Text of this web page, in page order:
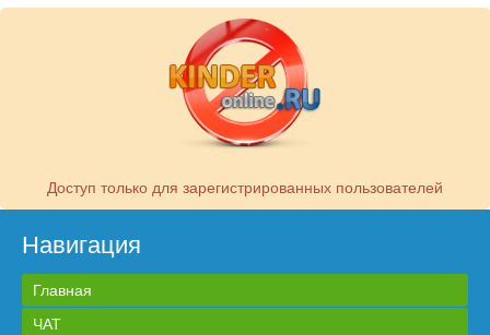
Доступ только для зарегистрированных пользователей
Навигация
Главная
ЧАТ